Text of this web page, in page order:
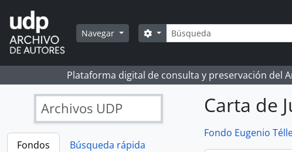
Skip to main content
Navegar Búsqueda
Search options
Plataforma digital de consulta y preservación del
Archivos UDP
Fondos
Búsqueda rápida
Carta de
Fondo Eugenio